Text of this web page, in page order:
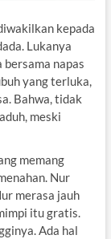
kepada
Lukanya
bersama napas
yang terluka,
Bahwa, tidak
meski
memang
Nur
merasa jauh
itu gratis.
Ada hal